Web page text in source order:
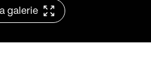
galerie